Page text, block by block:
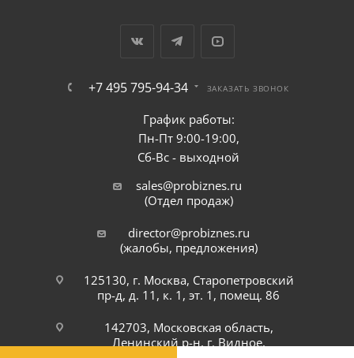
+7 495 795-94-34 ЗАКАЗАТЬ ЗВОНОК
График работы:
Пн-Пт 9:00-19:00,
Сб-Вс - выходной
sales@probiznes.ru
(Отдел продаж)
director@probiznes.ru
(жалобы, предложения)
125130, г. Москва, Старопетровский
пр-д, д. 11, к. 1, эт. 1, помещ. 86
142703, Московская область,
Ленинский р-н, г. Видное,